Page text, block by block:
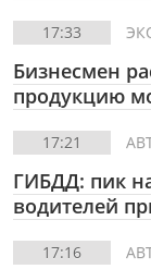
17:33
Бизнесмен
продукцию
17:21
ГИБДД: пик
водителей
17:16